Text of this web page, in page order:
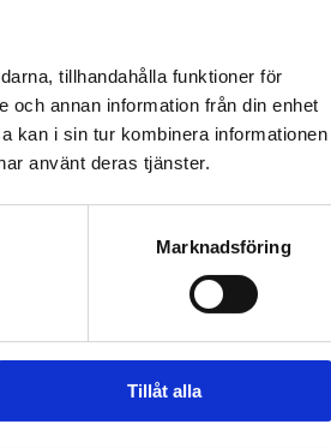
tillhandahålla funktioner för
och annan information från din enhet
kan i sin tur kombinera informationen
använt deras tjänster.
Marknadsföring
Tillåt alla